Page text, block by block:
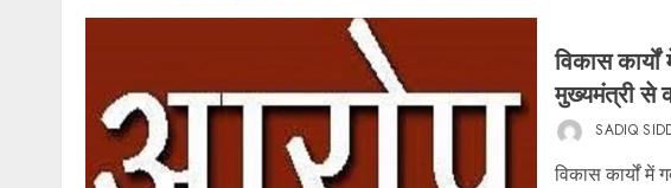
विकास
मुख्यमंत्री से
SADIQ
विकास कार्यों